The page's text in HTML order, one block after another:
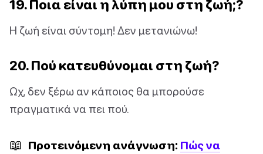
19. Ποια είναι η λύπη μου στη ζωή;?
Η ζωή είναι σύντομη! Δεν μετανιώνω!
20. Πού κατευθύνομαι στη ζωή?
Ωχ, δεν ξέρω αν κάποιος θα μπορούσε
πραγματικά να πει πού.
📖 Προτεινόμενη ανάγνωση: Πώς να